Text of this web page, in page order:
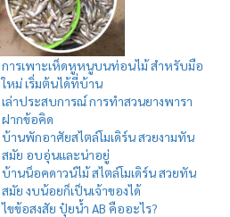
การเพาะเห็ดหูหนูบนท่อนไม้ สำหรับมือ
ใหม่ เริ่มต้นได้ที่บ้าน
เล่าประสบการณ์ การทำสวนยางพารา
ฝากข้อคิด
บ้านพักอาศัยสไตล์โมเดิร์น สวยงามทัน
สมัย อบอุ่นและน่าอยู่
บ้านน็อคดาวน์ไม้ สไตล์โมเดิร์น สวยทัน
สมัย งบน้อยก็เป็นเจ้าของได้
ไขข้อสงสัย ปุ๋ยน้ำ AB คืออะไร?